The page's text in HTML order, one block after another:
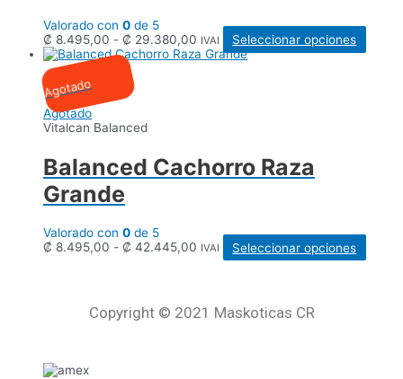
Valorado con 0 de 5
₡ 8.495,00 - ₡ 29.380,00 Rango
de
IVAI Seleccionar opciones
Agotado
Agotado
Vitalcan Balanced
Balanced Cachorro Raza
Grande
Valorado con 0 de 5
₡ 8.495,00 - ₡ 42.445,00 Rango
₡ 8.495,00
hasta
IVAI Seleccionar opciones
Copyright © 2021 Maskoticas CR